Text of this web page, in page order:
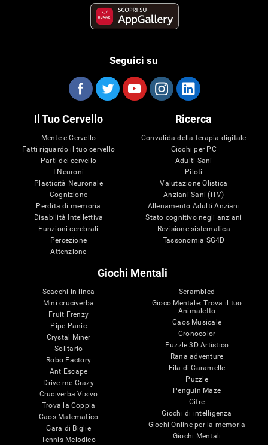
Seguici su
Il Tuo Cervello
Mente e Cervello
Fatti riguardo il tuo cervello
Parti del cervello
I Neuroni
Plasticità Neuronale
Cognizione
Perdita di memoria
Disabilità Intellettiva
Funzioni cerebrali
Percezione
Attenzione
Ricerca
Convalida della terapia digitale
Giochi per PC
Adulti Sani
Piloti
Valutazione Olistica
Anziani Sani (iTV)
Allenamento Adulti Anziani
Stato cognitivo negli anziani
Revisione sistematica
Tassonomia SG4D
Giochi Mentali
Scacchi in linea
Mini cruciverba
Fruit Frenzy
Pipe Panic
Crystal Miner
Solitario
Robo Factory
Ant Escape
Drive me Crazy
Cruciverba Visivo
Trova la Coppia
Caos Matematico
Gara di Biglie
Tennis Melodico
Scrambled
Gioco Mentale: Trova il tuo
Animaletto
Caos Musicale
Cronocolor
Puzzle 3D Artistico
Rana adventure
Fila di Caramelle
Puzzle
Penguin Maze
Cifre
Giochi di intelligenza
Giochi Online per la memoria
Giochi Mentali